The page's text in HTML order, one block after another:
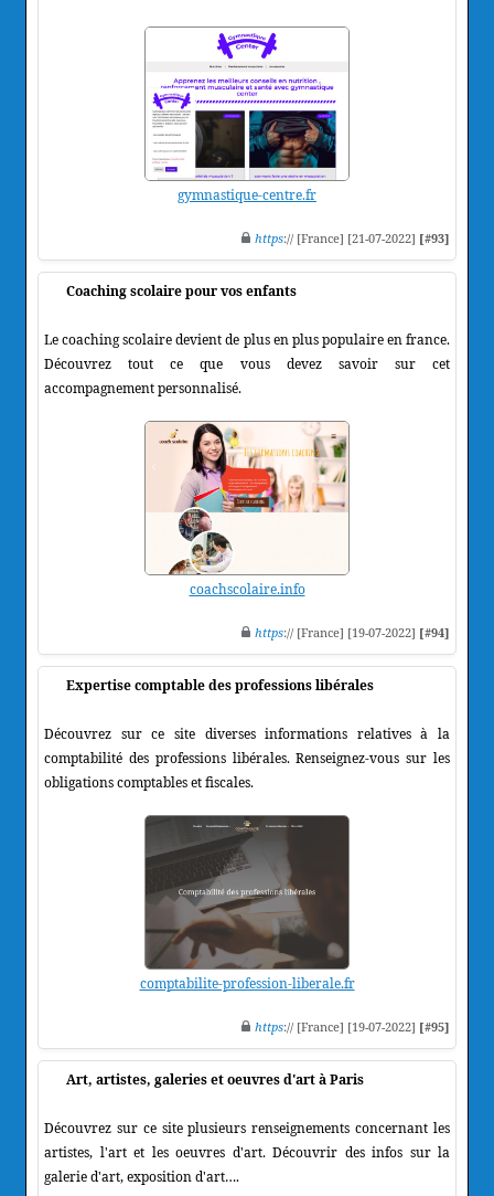
gymnastique-centre.fr
https:// [France] [21-07-2022] [#93]
Coaching scolaire pour vos enfants
Le coaching scolaire devient de plus en plus populaire en france.
Découvrez tout ce que vous devez savoir sur cet
accompagnement personnalisé.
coachscolaire.info
https:// [France] [19-07-2022] [#94]
Expertise comptable des professions libérales
Découvrez sur ce site diverses informations relatives à la
comptabilité des professions libérales. Renseignez-vous sur les
obligations comptables et fiscales.
comptabilite-profession-liberale.fr
https:// [France] [19-07-2022] [#95]
Art, artistes, galeries et oeuvres d'art à Paris
Découvrez sur ce site plusieurs renseignements concernant les
artistes, l'art et les oeuvres d'art. Découvrir des infos sur la
galerie d'art, exposition d'art….